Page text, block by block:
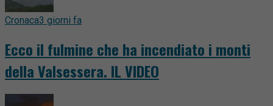
Cronaca3 giorni fa
Ecco il fulmine che ha incendiato i monti
della Valsessera. IL VIDEO